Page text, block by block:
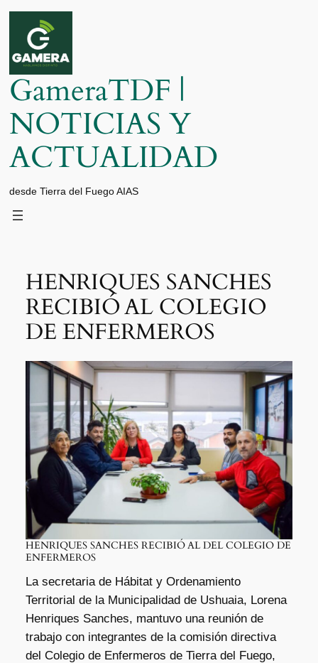
Saltar
contenido
GameraTDF |
NOTICIAS Y
ACTUALIDAD
desde Tierra del Fuego AIAS
HENRIQUES SANCHES
RECIBIÓ AL COLEGIO
DE ENFERMEROS
HENRIQUES SANCHES RECIBIÓ AL DEL COLEGIO DE
ENFERMEROS
La secretaria de Hábitat y Ordenamiento
Territorial de la Municipalidad de Ushuaia, Lorena
Henriques Sanches, mantuvo una reunión de
trabajo con integrantes de la comisión directiva
del Colegio de Enfermeros de Tierra del Fuego,